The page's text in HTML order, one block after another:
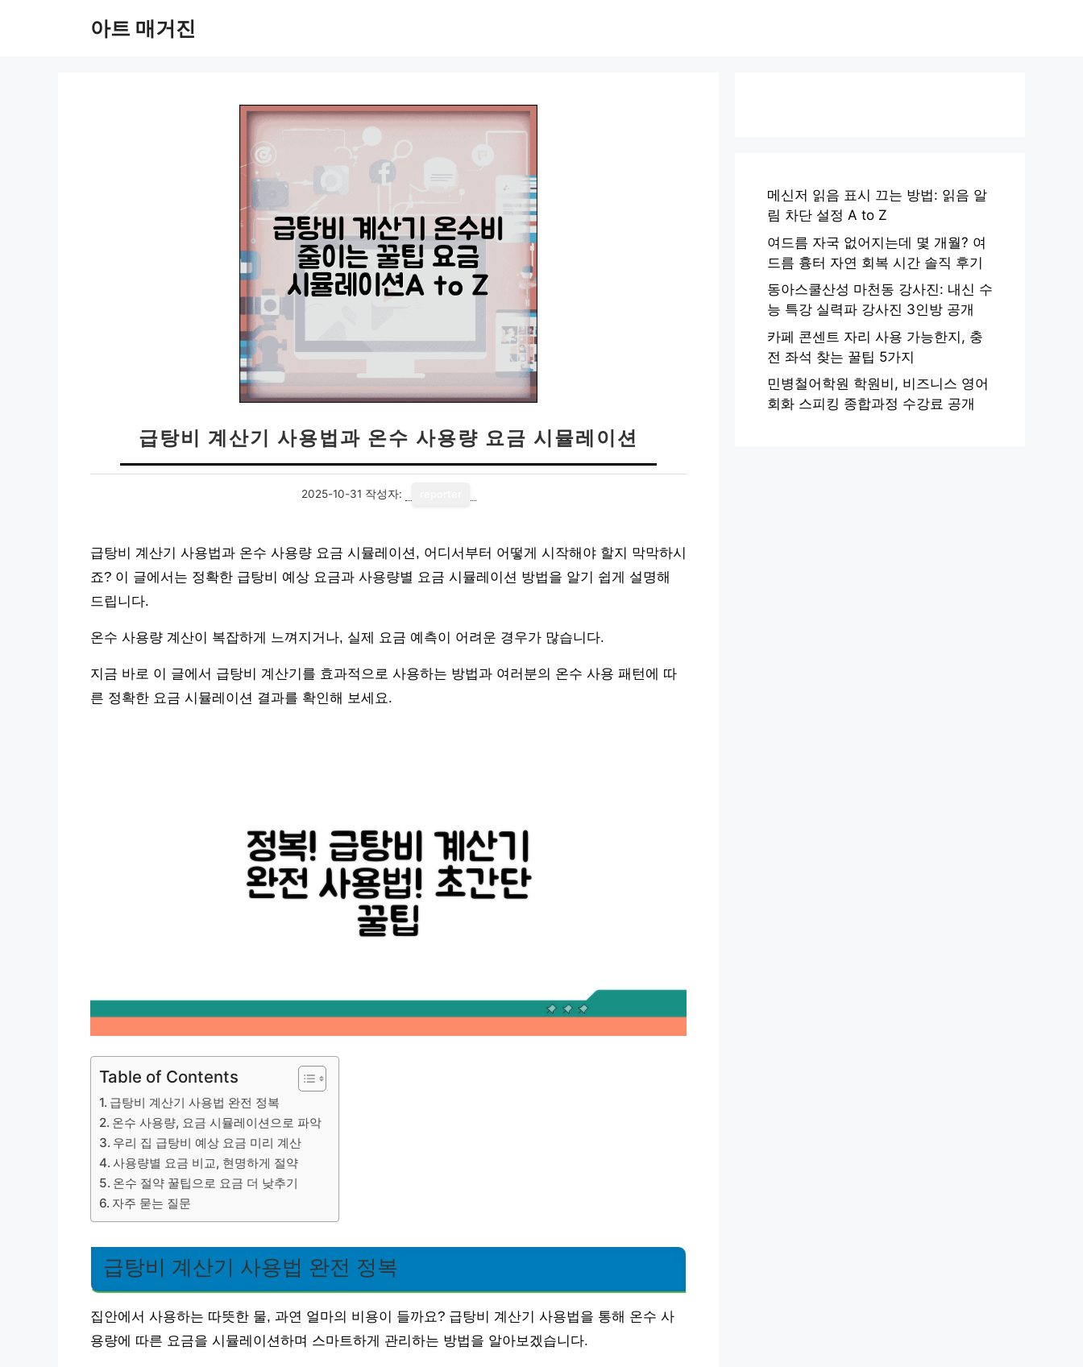
아트 매거진
급탕비 계산기 사용법과 온수 사용량 요금 시뮬레이션
2025-10-31 작성자:
급탕비 계산기 사용법과 온수 사용량 요금 시뮬레이션, 어디서부터 어떻게 시작해야 할지 막막하시
죠? 이 글에서는 정확한 급탕비 예상 요금과 사용량별 요금 시뮬레이션 방법을 알기 쉽게 설명해
드립니다.
온수 사용량 계산이 복잡하게 느껴지거나, 실제 요금 예측이 어려운 경우가 많습니다.
지금 바로 이 글에서 급탕비 계산기를 효과적으로 사용하는 방법과 여러분의 온수 사용 패턴에 따
른 정확한 요금 시뮬레이션 결과를 확인해 보세요.
Table of Contents
급탕비 계산기 사용법 완전 정복
온수 사용량, 요금 시뮬레이션으로 파악
우리 집 급탕비 예상 요금 미리 계산
사용량별 요금 비교, 현명하게 절약
온수 절약 꿀팁으로 요금 더 낮추기
자주 묻는 질문
급탕비 계산기 사용법 완전 정복
집안에서 사용하는 따뜻한 물, 과연 얼마의 비용이 들까요? 급탕비 계산기 사용법을 통해 온수 사
용량에 따른 요금을 시뮬레이션하며 스마트하게 관리하는 방법을 알아보겠습니다.
메신저 읽음 표시 끄는 방법: 읽음 알
림 차단 설정 A to Z
여드름 자국 없어지는데 몇 개월? 여
드름 흉터 자연 회복 시간 솔직 후기
동아스쿨산성 마천동 강사진: 내신 수
능 특강 실력파 강사진 3인방 공개
카페 콘센트 자리 사용 가능한지, 충
전 좌석 찾는 꿀팁 5가지
민병철어학원 학원비, 비즈니스 영어
회화 스피킹 종합과정 수강료 공개